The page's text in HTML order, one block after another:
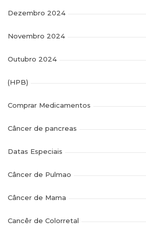
Dezembro 2024
Novembro 2024
Outubro 2024
(HPB)
Comprar Medicamentos
Câncer de pancreas
Datas Especiais
Câncer de Pulmao
Câncer de Mama
Cancêr de Colorretal